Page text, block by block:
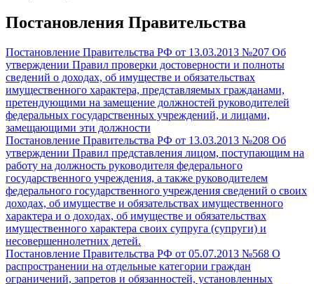
Постановления Правительства
Постановление Правительства РФ от 13.03.2013 №207 Об
утверждении Правил проверки достоверности и полноты
сведений о доходах, об имуществе и обязательствах
имущественного характера, представляемых гражданами,
претендующими на замещение должностей руководителей
федеральных государственных учреждений, и лицами,
замещающими эти должности
Постановление Правительства РФ от 13.03.2013 №208 Об
утверждении Правил представления лицом, поступающим на
работу на должность руководителя федерального
государственного учреждения, а также руководителем
федерального государственного учреждения сведений о своих
доходах, об имуществе и обязательствах имущественного
характера и о доходах, об имуществе и обязательствах
имущественного характера своих супруга (супруги) и
несовершеннолетних детей.
Постановление Правительства РФ от 05.07.2013 №568 О
распространении на отдельные категории граждан
ограничений, запретов и обязанностей, установленных